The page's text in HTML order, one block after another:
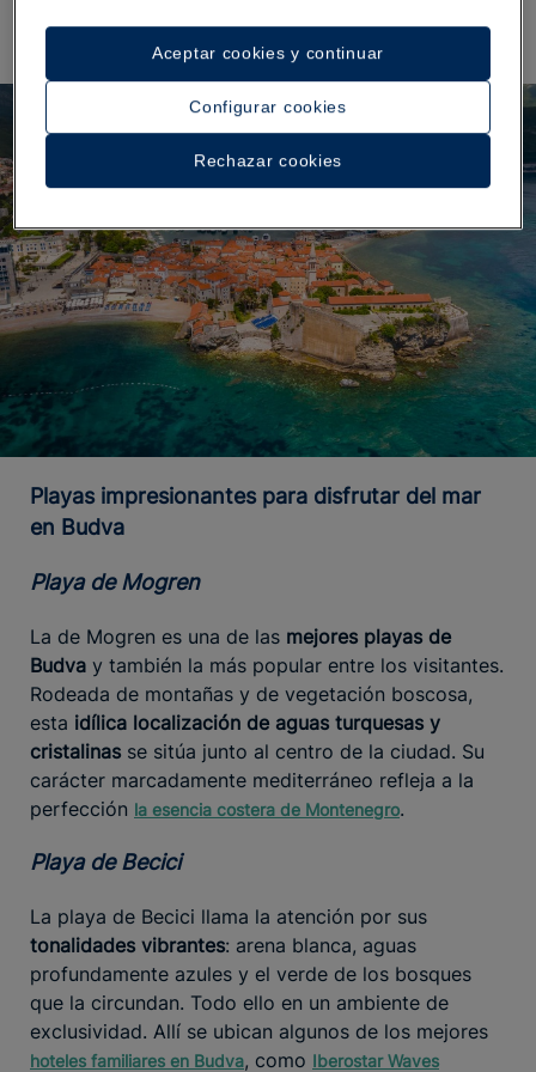
Playas impresionantes para disfrutar del mar
en Budva
Playa de Mogren
La de Mogren es una de las mejores playas de
Budva y también la más popular entre los visitantes.
Rodeada de montañas y de vegetación boscosa,
esta idílica localización de aguas turquesas y
cristalinas se sitúa junto al centro de la ciudad. Su
carácter marcadamente mediterráneo refleja a la
perfección la esencia costera de Montenegro.
Playa de Becici
La playa de Becici llama la atención por sus
tonalidades vibrantes: arena blanca, aguas
profundamente azules y el verde de los bosques
que la circundan. Todo ello en un ambiente de
exclusividad. Allí se ubican algunos de los mejores
hoteles familiares en Budva, como Iberostar Waves
Configurar cookies
Rechazar cookies
Aceptar cookies y continuar